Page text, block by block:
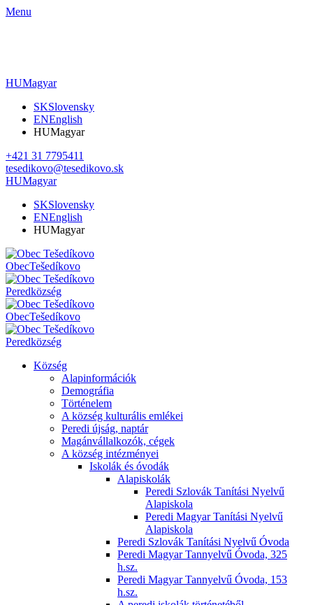
Menu
HUMagyar
SKSlovensky
ENEnglish
HUMagyar
+421 31 7795411
tesedikovo@tesedikovo.sk
HUMagyar
SKSlovensky
ENEnglish
HUMagyar
ObecTešedíkovo
Peredközség
ObecTešedíkovo
Peredközség
Község
Alapinformációk
Demográfia
Történelem
A község kulturális emlékei
Peredi újság, naptár
Magánvállalkozók, cégek
A község intézményei
Iskolák és óvodák
Alapiskolák
Peredi Szlovák Tanítási Nyelvű
Alapiskola
Peredi Magyar Tanítási Nyelvű
Alapiskola
Peredi Szlovák Tanítási Nyelvű Óvoda
Peredi Magyar Tannyelvű Óvoda, 325
h.sz.
Peredi Magyar Tannyelvű Óvoda, 153
h.sz.